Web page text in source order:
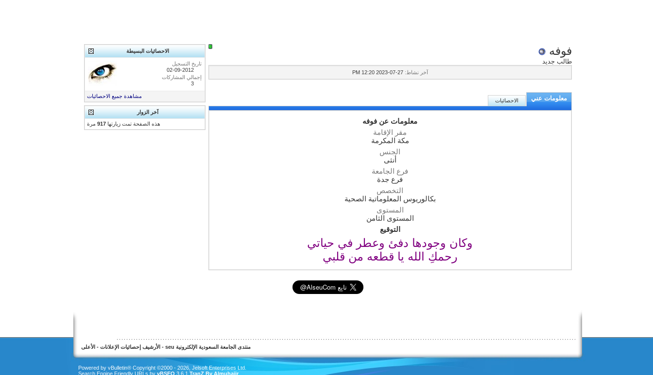
فوفه
طالب جديد
آخر نشاط: 27-07-2023
12:20 PM
معلومات عني الاحصائيات
معلومات عن فوفه
مقر الإقامة
مكة المكرمة
الجنس
أنثى
فرع الجامعة
فرع جدة
التخصص
بكالوريوس المعلوماتية الصحية
المستوى
المستوى الثامن
التوقيع
وكان وجودها دفئ وعطر في حياتي
رحمكِ الله يا قطعه من قلبي
الاحصائيات البسيطة
تاريخ التسجيل
02-09-2012
إجمالي المشاركات
3
مشاهدة جميع الاحصائيات
آخر الزوار
هذه الصفحة تمت زيارتها917 مرة
منتدى الجامعة السعودية الإلكترونية seu - الأرشيف إحصائيات الإعلانات - الأعلى
Powered by vBulletin® Copyright ©2000 - 2026, Jelsoft Enterprises Ltd.
Search Engine Friendly URLs by vBSEO 3.6.1 TranZ By Almuhajir